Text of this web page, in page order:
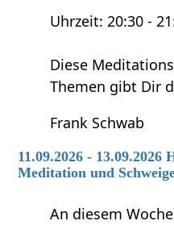
Uhrzeit: 20:30 -
Diese
Themen gibt Dir
Frank Schwab
11.09.2026 -
Meditation und
An diesem